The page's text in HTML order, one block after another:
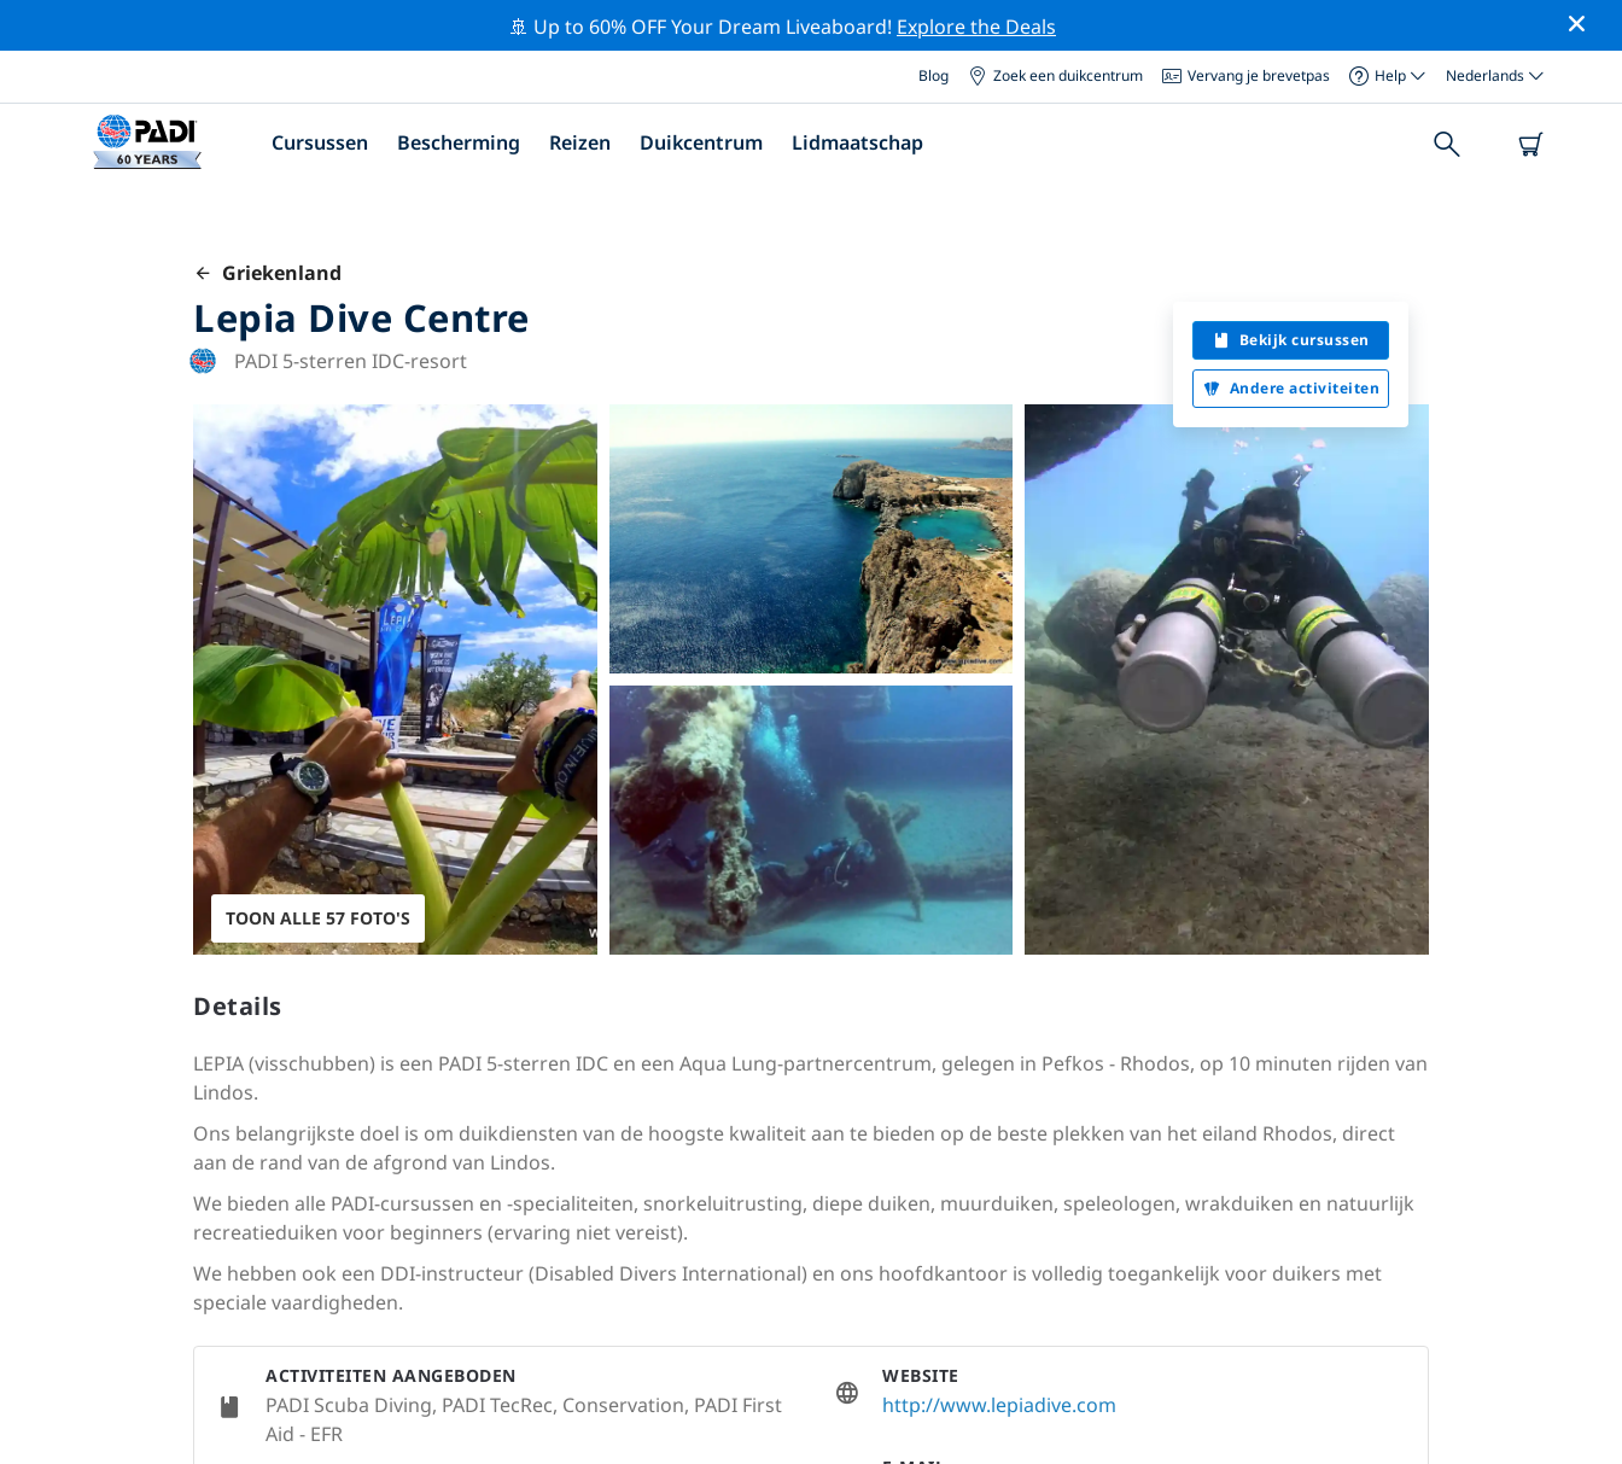
🚢 Up to 60% OFF Your Dream Liveaboard! Explore the Deals
Blog Zoek een duikcentrum Vervang je brevetpas Help Nederlands
Cursussen Bescherming Reizen Duikcentrum Lidmaatschap
Griekenland
Lepia Dive Centre
PADI 5-sterren IDC-resort
Bekijk cursussen
Andere activiteiten
TOON ALLE 57 FOTO'S
Details
LEPIA (visschubben) is een PADI 5-sterren IDC en een Aqua Lung-partnercentrum, gelegen in Pefkos - Rhodos, op 10 minuten rijden van
Lindos.
Ons belangrijkste doel is om duikdiensten van de hoogste kwaliteit aan te bieden op de beste plekken van het eiland Rhodos, direct
aan de rand van de afgrond van Lindos.
We bieden alle PADI-cursussen en -specialiteiten, snorkeluitrusting, diepe duiken, muurduiken, speleologen, wrakduiken en natuurlijk
recreatieduiken voor beginners (ervaring niet vereist).
We hebben ook een DDI-instructeur (Disabled Divers International) en ons hoofdkantoor is volledig toegankelijk voor duikers met
speciale vaardigheden.
ACTIVITEITEN AANGEBODEN
PADI Scuba Diving, PADI TecRec, Conservation, PADI First
Aid - EFR
WEBSITE
http://www.lepiadive.com